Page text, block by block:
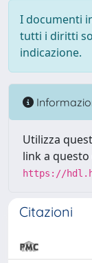
I documenti
tutti i diritti
indicazione.
Utilizza
link a
https://
Citazioni